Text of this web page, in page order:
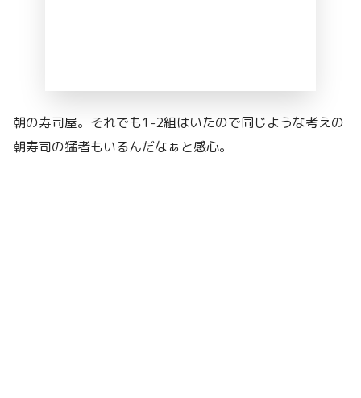
朝の寿司屋。それでも1-2組はいたので同じような考えの
朝寿司の猛者もいるんだなぁと感心。